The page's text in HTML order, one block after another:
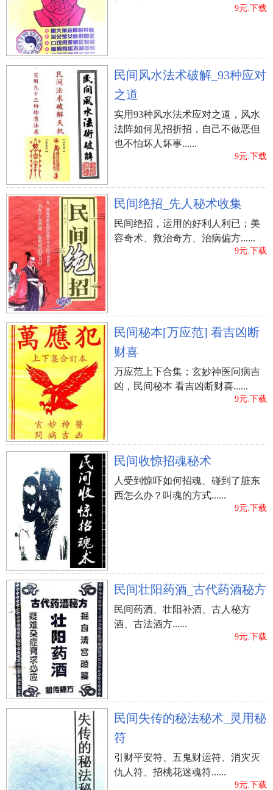
9元.下载
民间风水法术破解_93种应对
之道
实用93种风水法术应对之道，风水
法阵如何见招折招，自己不做恶但
也不怕坏人坏事......
9元.下载
民间绝招_先人秘术收集
民间绝招，运用的好利人利已；美
容奇术、救治奇方、治病偏方......
9元.下载
民间秘本[万应范] 看吉凶断
财喜
万应范上下合集；玄妙神医问病吉
凶，民间秘本 看吉凶断财喜......
9元.下载
民间收惊招魂秘术
人受到惊吓如何招魂、碰到了脏东
西怎么办？叫魂的方式......
9元.下载
民间壮阳药酒_古代药酒秘方
民间药酒、壮阳补酒、古人秘方
酒、古法酒方......
9元.下载
民间失传的秘法秘术_灵用秘
符
引财平安符、五鬼财运符、消灾灭
仇人符、招桃花迷魂符......
9元.下载